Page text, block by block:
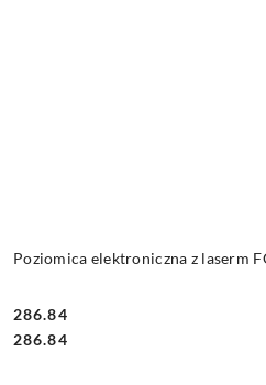
Poziomica elektroniczna z laserm
Cena:
286.84
Cena:
286.84